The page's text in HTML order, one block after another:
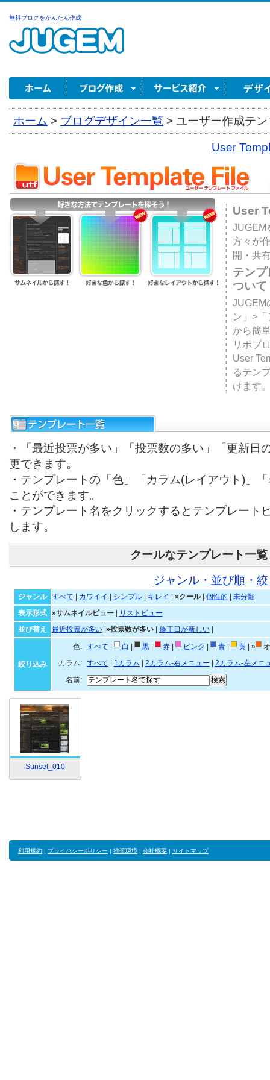
無料ブログをかんたん作成
ホーム > ブログデザイン一覧 > ユーザー作成テ
User
User
JUGEM
方々が
開・共
テン
ついて
JUGEM
ン」>
から簡
リポブ
User
るテン
けます
・「最近投票が多い」「投票数の多い」「更新日
更できます。
・テンプレートの「色」「カラム(レイアウト)」
ことができます。
・テンプレート名をクリックするとテンプレート
します。
クールなテンプレート一覧
ジャンル・並び順・
ジャンル すべて カワイイ シンプル| キレイ »クール| 個性的
未分類
表示形式
»サムネイルビュー|
リストビュー
並び替え
最近投票が多い| »投票数が多い| 修正日が新しい|
絞り込み
色: すべて 白 黒| 赤| ピンク 青| 黄| »
カラム:
すべて 1カラム 2カラム-右メニュー
2カラム-左メニ
名前:
Sunset_010
利用規約 | プライバシーポリシー | 推奨環境 | 会社概要 | サイトマップ